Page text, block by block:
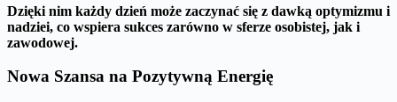
Dzięki nim każdy dzień może zaczynać się z dawką optymizmu i
nadziei, co wspiera sukces zarówno w sferze osobistej, jak i
zawodowej.
Nowa Szansa na Pozytywną Energię